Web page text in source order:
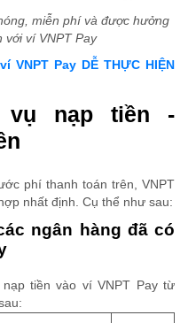
miễn phí và được hưởng
với ví VNPT Pay
VNPT Pay DỄ THỰC HIỆN
vụ nạp tiền -
phí thanh toán trên, VNPT
nhất định. Cụ thể như sau:
ngân hàng đã có
tiền vào ví VNPT Pay từ